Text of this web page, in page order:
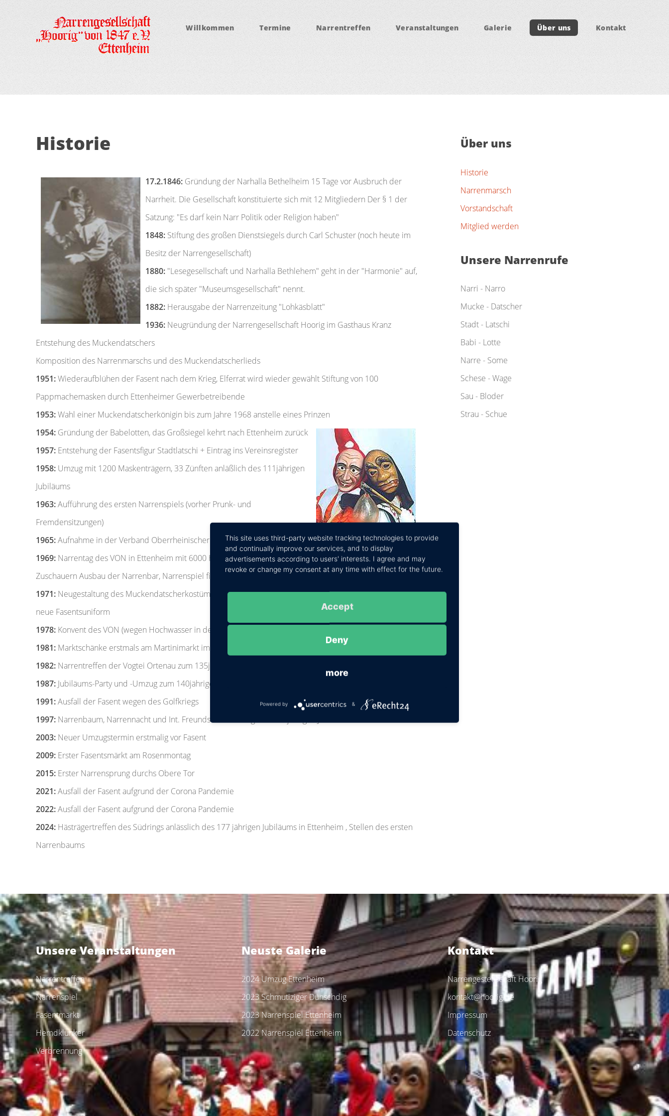
Willkommen Termine Narrentreffen Veranstaltungen Galerie Über uns Kontakt
Historie
17.2.1846: Gründung der Narhalla Bethelheim 15 Tage vor Ausbruch der
Narrheit. Die Gesellschaft konstituierte sich mit 12 Mitgliedern Der § 1 der
Satzung: "Es darf kein Narr Politik oder Religion haben"
1848: Stiftung des großen Dienstsiegels durch Carl Schuster (noch heute im
Besitz der Narrengesellschaft)
1880: "Lesegesellschaft und Narhalla Bethlehem" geht in der "Harmonie" auf,
die sich später "Museumsgesellschaft" nennt.
1882: Herausgabe der Narrenzeitung "Lohkäsblatt"
1936: Neugründung der Narrengesellschaft Hoorig im Gasthaus Kranz
Entstehung des Muckendatschers
Komposition des Narrenmarschs und des Muckendatscherlieds
1951:Wiederaufblühen der Fasent nach dem Krieg, Elferrat wird wieder gewählt Stiftung von 100
Pappmachemasken durch Ettenheimer Gewerbetreibende
1953:Wahl einer Muckendatscherkönigin bis zum Jahre 1968 anstelle eines Prinzen
1954: Gründung der Babelotten, das Großsiegel kehrt nach Ettenheim zurück
1957: Entstehung der Fasentsfigur Stadtlatschi + Eintrag ins Vereinsregister
1958: Umzug mit 1200 Maskenträgern, 33 Zünften anläßlich des 111jährigen
Jubiläums
1963:Aufführung des ersten Narrenspiels (vorher Prunk- und
Fremdensitzungen)
1965:Aufnahme in der Verband Oberrheinischer Narrenzünfte
1969: Narrentag des VON in Ettenheim mit 6000 Hästrägern und 40000
Zuschauern Ausbau der Narrenbar, Narrenspiel findet erstmals an zwei Abenden statt
1971: Neugestaltung des Muckendatscherkostüms und Gründung der Hästrägergruppe Stadtmusik erhält
neue Fasentsuniform
1978: Konvent des VON (wegen Hochwasser in der Heimschule)
1981: Marktschänke erstmals am Martinimarkt im Rohanhof
1982: Narrentreffen der Vogtei Ortenau zum 135jährigen Jubiläum
1987: Jubiläums-Party und -Umzug zum 140jährigen und 50 Jahre Narrenballett
1991:Ausfall der Fasent wegen des Golfkriegs
1997: Narrenbaum, Narrennacht und Int. Freundschaftsumzug zum 150jährigen Jubiläum
2003: Neuer Umzugstermin erstmalig vor Fasent
2009: Erster Fasentsmärkt am Rosenmontag
2015: Erster Narrensprung durchs Obere Tor
2021:Ausfall der Fasent aufgrund der Corona Pandemie
2022:Ausfall der Fasent aufgrund der Corona Pandemie
2024: Hästrägertreffen des Südrings anlässlich des 177 jährigen Jubiläums in Ettenheim , Stellen des ersten
Narrenbaums
Über uns
Historie
Narrenmarsch
Vorstandschaft
Mitglied werden
Unsere Narrenrufe
Narri - Narro
Mucke - Datscher
Stadt - Latschi
Babi - Lotte
Narre - Some
Schese - Wage
Sau - Bloder
Strau - Schue
Unsere Veranstaltungen
Narrentreffen
Narrenspiel
Fasentmarkt
Hemdklunker
Verbrennung
Neuste Galerie
2024 Umzug Ettenheim
2023 Schmutiziger Dunschdig
2023 Narrenspiel Ettenheim
2022 Narrenspiel Ettenheim
Kontakt
Narrengestellschaft Hoorig
kontakt@hoorig.de
Impressum
Datenschutz
This site uses third-party website tracking technologies to provide
and continually improve our services, and to display
advertisements according to users' interests. I agree and may
revoke or change my consent at any time with effect for the future.
Accept
Deny
more
Powered by &